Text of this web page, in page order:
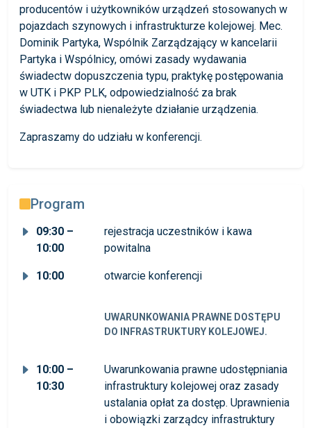
producentów i użytkowników urządzeń stosowanych w
pojazdach szynowych i infrastrukturze kolejowej. Mec.
Dominik Partyka, Wspólnik Zarządzający w kancelarii
Partyka i Wspólnicy, omówi zasady wydawania
świadectw dopuszczenia typu, praktykę postępowania
w UTK i PKP PLK, odpowiedzialność za brak
świadectwa lub nienależyte działanie urządzenia.
Zapraszamy do udziału w konferencji.
Program
09:30 –
10:00
rejestracja uczestników i kawa
powitalna
10:00 otwarcie konferencji
UWARUNKOWANIA PRAWNE DOSTĘPU
DO INFRASTRUKTURY KOLEJOWEJ.
10:00 –
10:30
Uwarunkowania prawne udostępniania
infrastruktury kolejowej oraz zasady
ustalania opłat za dostęp. Uprawnienia
i obowiązki zarządcy infrastruktury